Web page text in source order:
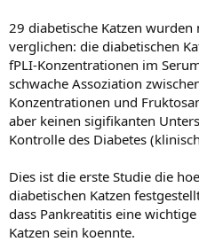
29 diabetische Katzen wurden
verglichen: die diabetischen
fPLI-Konzentrationen im
schwache Assoziation
Konzentrationen und
aber keinen sigifikanten
Kontrolle des Diabetes
Dies ist die erste Studie die
diabetischen Katzen
dass Pankreatitis eine
Katzen sein koennte.